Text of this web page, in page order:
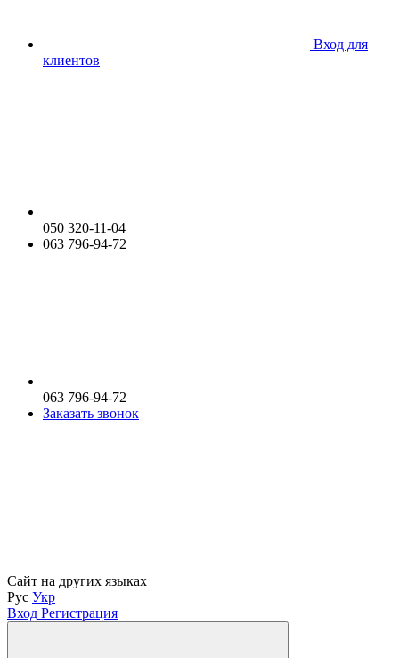
Вход для
клиентов
050 320-11-04
063 796-94-72
063 796-94-72
Заказать звонок
Сайт на других языках
Рус Укр
Вход Регистрация